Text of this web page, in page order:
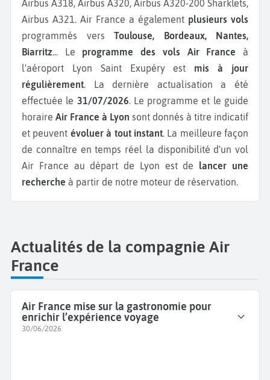
Airbus A318, Airbus A320, Airbus A320-200 Sharklets,
Airbus A321. Air France a également plusieurs vols
programmés vers Toulouse, Bordeaux, Nantes,
Biarritz... Le programme des vols Air France à
l'aéroport Lyon Saint Exupéry est mis à jour
régulièrement. La dernière actualisation a été
effectuée le 31/07/2026. Le programme et le guide
horaire Air France à Lyon sont donnés à titre indicatif
et peuvent évoluer à tout instant. La meilleure façon
de connaître en temps réel la disponibilité d'un vol
Air France au départ de Lyon est de lancer une
recherche à partir de notre moteur de réservation.
Actualités de la compagnie Air
France
Air France mise sur la gastronomie pour
enrichir l’expérience voyage
30/06/2026